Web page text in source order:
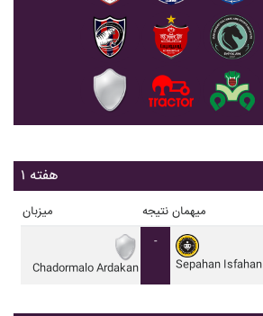
هفته ۱
میزبان نتیجه میهمان
Chadormalo Ardakan
-
Sepahan Isfahan